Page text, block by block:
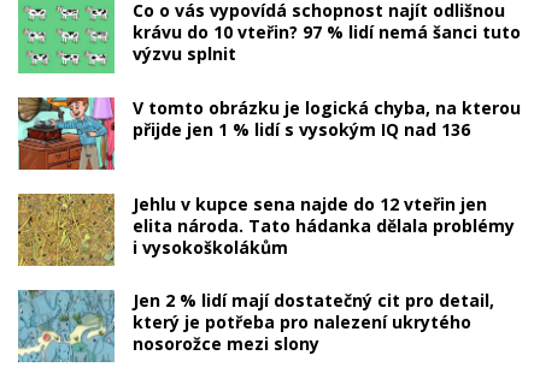
Co o vás vypovídá schopnost najít odlišnou
krávu do 10 vteřin? 97 % lidí nemá šanci tuto
výzvu splnit
V tomto obrázku je logická chyba, na kterou
přijde jen 1 % lidí s vysokým IQ nad 136
Jehlu v kupce sena najde do 12 vteřin jen
elita národa. Tato hádanka dělala problémy
i vysokoškolákům
Jen 2 % lidí mají dostatečný cit pro detail,
který je potřeba pro nalezení ukrytého
nosorožce mezi slony